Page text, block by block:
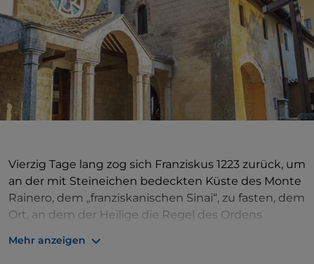
Vierzig Tage lang zog sich Franziskus 1223 zurück, um
an der mit Steineichen bedeckten Küste des Monte
Rainero, dem „franziskanischen Sinai“, zu fasten, dem
Ort, an dem der Heilige die Regel des Ordens
Portikus und ein angrenzendes Kloster aus dem
Mehr anzeigen